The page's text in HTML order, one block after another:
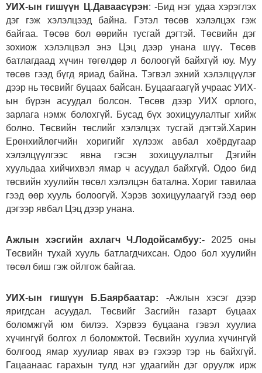
УИХ-ын гишүүн Ц.Даваасүрэн: -Бид нэг удаа хэрэглэх
дэг гэж хэлэлцээд байна. Гэтэл төсөв хэлэлцэх гэж
байгаа. Төсөв бол өөрийн тусгай дэгтэй. Төсвийн дэг
зохиож хэлэлцвэл энэ Цэц дээр унана шүү. Төсөв
батлагдаад хүчин төгөлдөр л болоогүй байхгүй юу. Муу
төсөв гээд бүгд яриад байна. Тэгвэл эхний хэлэлцүүлэг
дээр нь төсвийг буцаах байсан. Буцаагаагүй учраас УИХ-
ын бүрэн асуудал болсон. Төсөв дээр УИХ орлого,
зарлага нэмж болохгүй. Бусад бүх зохицуулалтыг хийж
болно. Төсвийн төслийг хэлэлцэх тусгай дэгтэй.Харин
Ерөнхийлөгчийн хоригийг хүлээж авбал хоёрдугаар
хэлэлцүүлгээс явна гэсэн зохицуулалтыг Дэгийн
хуульдаа хийчихвэл ямар ч асуудал байхгүй. Одоо бид
төсвийн хуулийн төсөл хэлэлцэн батална. Хориг тавилаа
гээд өөр хууль болоогүй. Хэрэв зохицуулаагүй гээд өөр
дэгээр явбал Цэц дээр унана.
Ажлын хэсгийн ахлагч Ч.Лодойсамбуу:-2025 оны
Төсвийн тухай хууль батлагдчихсан. Одоо бол хуулийн
төсөл биш гэж ойлгож байгаа.
УИХ-ын гишүүн Б.Баярбаатар: -Ажлын хэсэг дээр
яригдсан асуудал. Төсвийг Засгийн газарт буцаах
боломжгүй юм билээ. Хэрвээ буцаана гэвэл хуулиа
хүчингүй болгох л боломжтой. Төсвийн хуулиа хүчингүй
болгоод ямар хуулиар явах вэ гэхээр тэр нь байхгүй.
Гацаанаас гарахын тулд нэг удаагийн дэг оруулж ирж